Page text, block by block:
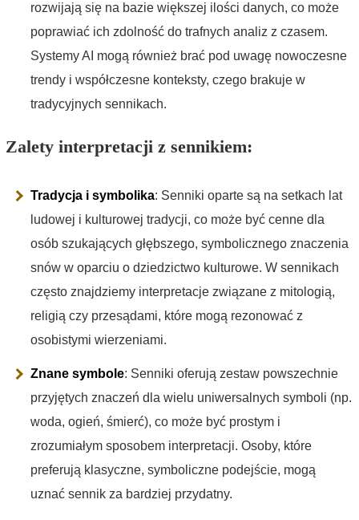
rozwijają się na bazie większej ilości danych, co może
poprawiać ich zdolność do trafnych analiz z czasem.
Systemy AI mogą również brać pod uwagę nowoczesne
trendy i współczesne konteksty, czego brakuje w
tradycyjnych sennikach.
Zalety interpretacji z sennikiem:
Tradycja i symbolika: Senniki oparte są na setkach lat
ludowej i kulturowej tradycji, co może być cenne dla
osób szukających głębszego, symbolicznego znaczenia
snów w oparciu o dziedzictwo kulturowe. W sennikach
często znajdziemy interpretacje związane z mitologią,
religią czy przesądami, które mogą rezonować z
osobistymi wierzeniami.
Znane symbole: Senniki oferują zestaw powszechnie
przyjętych znaczeń dla wielu uniwersalnych symboli (np.
woda, ogień, śmierć), co może być prostym i
zrozumiałym sposobem interpretacji. Osoby, które
preferują klasyczne, symboliczne podejście, mogą
uznać sennik za bardziej przydatny.